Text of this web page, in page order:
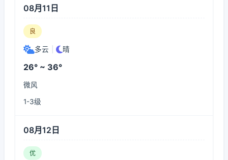
08月11日
良
多云 晴
26° ~ 36°
微风
1-3级
08月12日
优